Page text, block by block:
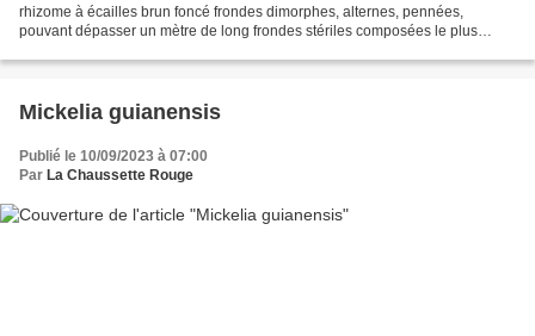
rhizome à écailles brun foncé frondes dimorphes, alternes, pennées,
pouvant dépasser un mètre de long frondes stériles composées le plus
Mickelia guianensis
Publié le 10/09/2023 à 07:00
Par La Chaussette Rouge